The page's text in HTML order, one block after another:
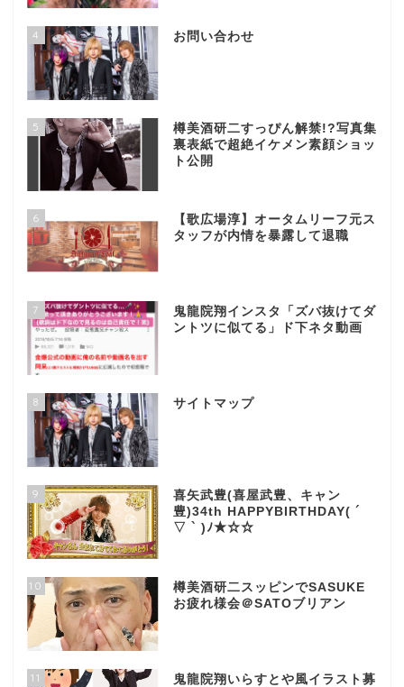
4 お問い合わせ
5
樽美酒研二すっぴん解禁!?写真集
裏表紙で超絶イケメン素顔ショッ
ト公開
6
【歌広場淳】オータムリーフ元ス
タッフが内情を暴露して退職
7
鬼龍院翔インスタ「ズバ抜けてダ
ントツに似てる」ド下ネタ動画
8 サイトマップ
9
喜矢武豊(喜屋武豊、キャン
豊)34th HAPPYBIRTHDAY( ´
▽ ` )ﾉ★☆☆
10
樽美酒研二スッピンでSASUKE
お疲れ様会＠SATOブリアン
11
鬼龍院翔いらすとや風イラスト募